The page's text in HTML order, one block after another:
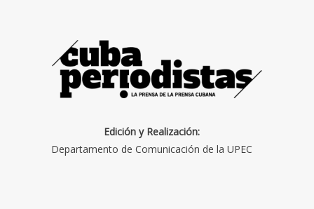
Edición y Realización:
Departamento de Comunicación de la UPEC